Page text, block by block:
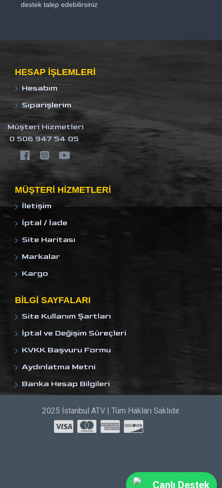
destek talep edebilirsiniz
HESAP IŞLEMLERI
Hesabım
Siparişlerim
Müşteri Hizmetleri
0 506 947 54 05
MÜŞTERI HIZMETLERI
İletişim
İptal / İade
Site Haritası
Markalar
Kargo
BILGI SAYFALARI
Site Kullanım Şartları
İptal ve Değişim Süreçleri
KVKK Başvuru Formu
Aydınlatma Metni
Banka Hesap Bilgileri
2025 İstanbul ATV | Tüm Hakları Saklıdır.
Canlı Destek